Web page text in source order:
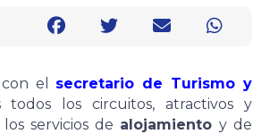
el secretario de Turismo y
los circuitos, atractivos y
servicios de alojamiento y de